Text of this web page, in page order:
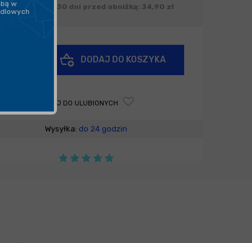
cena z 30 dni przed obniżką: 34,90 zł
DODAJ DO KOSZYKA
DODAJ DO ULUBIONYCH
Wysyłka: do 24 godzin
w